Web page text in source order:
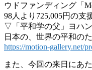
ウドファンディング「
98人より725,005円の支
▽「平和学の父」ヨハ
日本の、世界の平和のた
https://motion-gallery.net/
また、今回の来日にあ